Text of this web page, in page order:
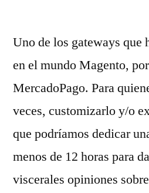
Uno de los gateways que
en el mundo Magento,
MercadoPago. Para
veces, customizarlo y/o
que podríamos dedicar
menos de 12 horas para
viscerales opiniones